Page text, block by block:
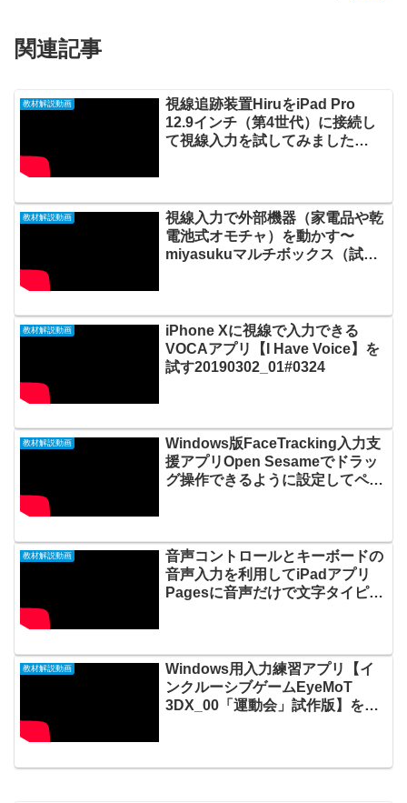
関連記事
教材解説動画
視線追跡装置HiruをiPad Pro
12.9インチ（第4世代）に接続し
て視線入力を試してみました
教材解説動画
視線入力で外部機器（家電品や乾
電池式オモチャ）を動かす〜
miyasukuマルチボックス（試作
教材解説動画
iPhone Xに視線で入力できる
VOCAアプリ【I Have Voice】を
試す20190302_01#0324
教材解説動画
Windows版FaceTracking入力支
援アプリOpen Sesameでドラッ
グ操作できるように設定してペイ
教材解説動画
音声コントロールとキーボードの
音声入力を利用してiPadアプリ
Pagesに音声だけで文字タイピン
教材解説動画
Windows用入力練習アプリ【イ
ンクルーシブゲームEyeMoT
3DX_00「運動会」試作版】をマ